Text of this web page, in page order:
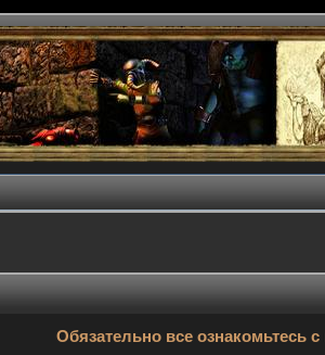
Обязательно все ознакомьтесь